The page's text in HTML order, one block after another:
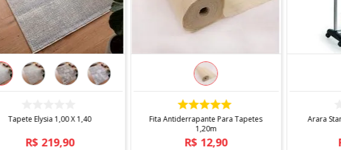
Tapete Elysia 1,00 X 1,40
R$ 219,90
COMPRAR
Fita Antiderrapante Para Tapetes
1,20m
R$ 12,90
Arara